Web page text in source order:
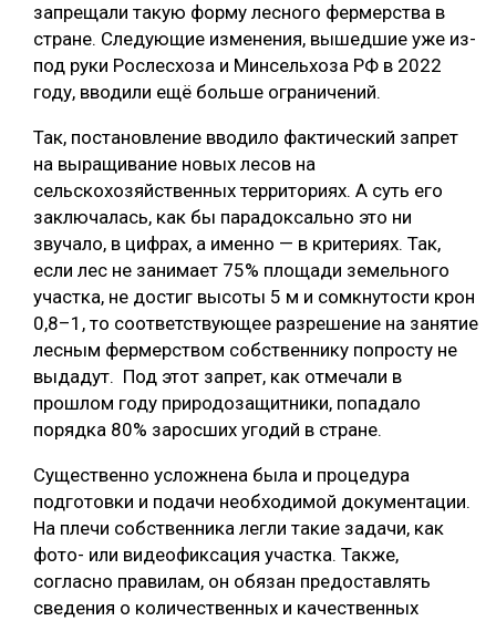
запрещали такую форму лесного фермерства в
стране. Следующие изменения, вышедшие уже из-
под руки Рослесхоза и Минсельхоза РФ в 2022
году, вводили ещё больше ограничений.
Так, постановление вводило фактический запрет
на выращивание новых лесов на
сельскохозяйственных территориях. А суть его
заключалась, как бы парадоксально это ни
звучало, в цифрах, а именно — в критериях. Так,
если лес не занимает 75% площади земельного
участка, не достиг высоты 5 м и сомкнутости крон
0,8–1, то соответствующее разрешение на занятие
лесным фермерством собственнику попросту не
выдадут. Под этот запрет, как отмечали в
прошлом году природозащитники, попадало
порядка 80% заросших угодий в стране.
Существенно усложнена была и процедура
подготовки и подачи необходимой документации.
На плечи собственника легли такие задачи, как
фото- или видеофиксация участка. Также,
согласно правилам, он обязан предоставлять
сведения о количественных и качественных